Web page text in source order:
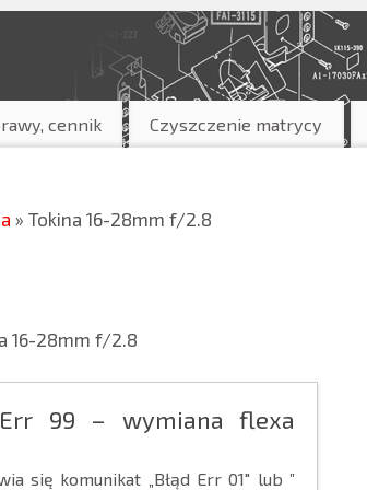
cennik Czyszczenie matrycy
» Tokina 16-28mm f/2.8
16-28mm f/2.8
99 – wymiana flexa
się komunikat „Błąd Err 01″ lub ”